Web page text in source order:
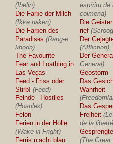
(Ibelin)
Die Farbe der Milch
(Ikke naken)
Die Farben des
Paradises (Rang-e
khoda)
The Favourite
Fear and Loathing in
Las Vegas
Feed - Friss oder
Stirb! (Feed)
Feinde - Hostiles
(Hostiles)
Felon
Ferien in der Hölle
(Wake in Fright)
Ferris macht blau
espíritu de
colmena)
Die
rief
Der
(Affliction)
Der General
General)
Geostorm
Das
Wahrheit
Das
Freiheit
de la
(The Great